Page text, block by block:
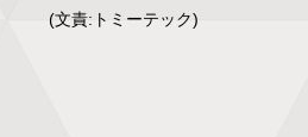
(文責:トミーテック)